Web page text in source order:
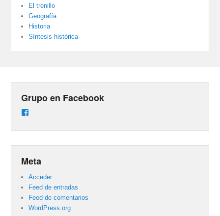
El trenillo
Geografía
Historia
Síntesis histórica
Grupo en Facebook
Meta
Acceder
Feed de entradas
Feed de comentarios
WordPress.org